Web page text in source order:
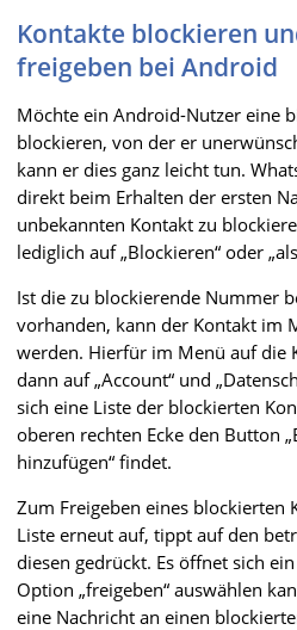
Kontakte blockieren
freigeben bei Android
Möchte ein Android-Nutzer eine
blockieren, von der er
kann er dies ganz leicht tun.
direkt beim Erhalten der ersten
unbekannten Kontakt zu
lediglich auf „Blockieren“ oder
Ist die zu blockierende Nummer
vorhanden, kann der Kontakt im
werden. Hierfür im Menü auf die
dann auf „Account“ und
sich eine Liste der blockierten
oberen rechten Ecke den Button
hinzufügen“ findet.
Zum Freigeben eines blockierten
Liste erneut auf, tippt auf den
diesen gedrückt. Es öffnet sich
Option „freigeben“ auswählen
eine Nachricht an einen